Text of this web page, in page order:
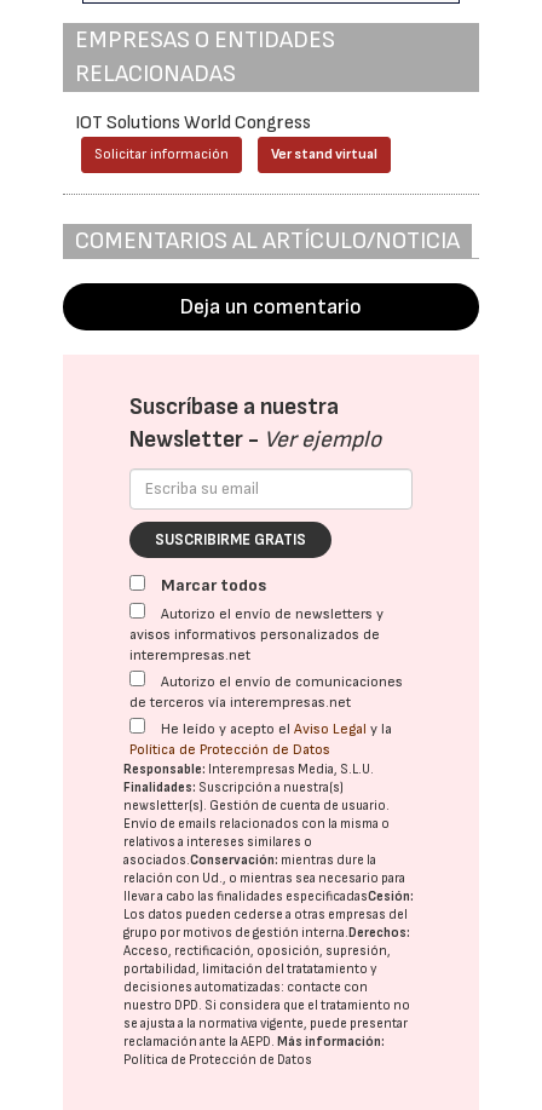
EMPRESAS O ENTIDADES
RELACIONADAS
IOT Solutions World Congress
Solicitar información Ver stand virtual
COMENTARIOS AL ARTÍCULO/NOTICIA
Deja un comentario
Suscríbase a nuestra
Newsletter - Ver ejemplo
SUSCRIBIRME GRATIS
Marcar todos
Autorizo el envío de newsletters y
avisos informativos personalizados de
interempresas.net
Autorizo el envío de comunicaciones
de terceros vía interempresas.net
He leído y acepto elAviso Legal y la
Política de Protección de Datos
Responsable: Interempresas Media, S.L.U.
Finalidades: Suscripción a nuestra(s)
newsletter(s). Gestión de cuenta de usuario.
Envío de emails relacionados con la misma o
relativos a intereses similares o
asociados.Conservación: mientras dure la
relación con Ud., o mientras sea necesario para
llevar a cabo las finalidades especificadasCesión:
Los datos pueden cederse a otras empresas del
grupo por motivos de gestión interna.Derechos:
Acceso, rectificación, oposición, supresión,
portabilidad, limitación del tratatamiento y
decisiones automatizadas: contacte con
nuestro DPD. Si considera que el tratamiento no
se ajusta a la normativa vigente, puede presentar
reclamación ante laAEPD.Más información:
Política de Protección de Datos